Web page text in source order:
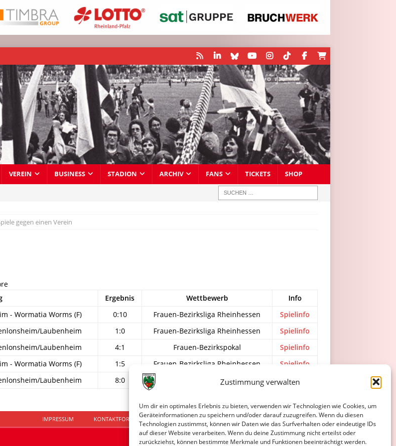
Zustimmung verwalten
Um dir ein optimales Erlebnis zu bieten, verwenden wir Technologien wie Cookies, um
Geräteinformationen zu speichern und/oder darauf zuzugreifen. Wenn du diesen
Technologien zustimmst, können wir Daten wie das Surfverhalten oder eindeutige IDs
auf dieser Website verarbeiten. Wenn du deine Zustimmung nicht erteilst oder
zurückziehst, können bestimmte Merkmale und Funktionen beeinträchtigt werden.
VEREIN BUSINESS STADION ARCHIV FANS TICKETS SHOP
gegen einen Verein
Ergebnis Wettbewerb
Info
- Wormatia Worms (F) 0:10 Frauen-Bezirksliga Rheinhessen
Spielinfo
Laubenheim 1:0 Frauen-Bezirksliga Rheinhessen
Spielinfo
Laubenheim 4:1 Frauen-Bezirkspokal
Spielinfo
- Wormatia Worms (F) 1:5 Frauen-Bezirksliga Rheinhessen
Spielinfo
Laubenheim 8:0 Frauen-Bezirksliga Rheinhessen Spielinfo
IMPRESSUM KONTAKTFORMULAR DATENSCHUTZERKLÄRUNG COOKIE-RICHTLINIE (EU)